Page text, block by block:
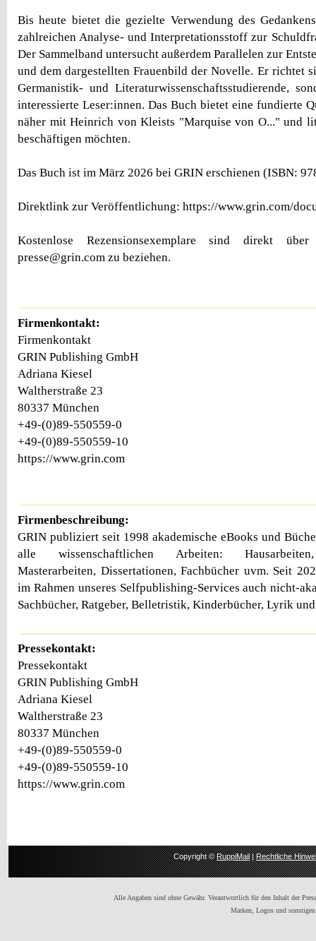
Bis heute bietet die gezielte Verwendung des
zahlreichen Analyse- und Interpretationsstoff zur
Der Sammelband untersucht außerdem Parallelen zur
und dem dargestellten Frauenbild der Novelle. Er richtet
Germanistik- und Literaturwissenschaftsstudierende,
interessierte Leser:innen. Das Buch bietet eine fundierte
näher mit Heinrich von Kleists "Marquise von O..." und
beschäftigen möchten.
Das Buch ist im März 2026 bei GRIN erschienen (ISBN:
Direktlink zur Veröffentlichung: https://www.grin.com/
Kostenlose Rezensionsexemplare sind direkt
presse@grin.com zu beziehen.
Firmenkontakt:
Firmenkontakt
GRIN Publishing GmbH
Adriana Kiesel
Waltherstraße 23
80337 München
+49-(0)89-550559-0
+49-(0)89-550559-10
https://www.grin.com
Firmenbeschreibung:
GRIN publiziert seit 1998 akademische eBooks und
alle wissenschaftlichen Arbeiten:
Masterarbeiten, Dissertationen, Fachbücher uvm. Seit
im Rahmen unseres Selfpublishing-Services auch nicht-
Sachbücher, Ratgeber, Belletristik, Kinderbücher, Lyrik
Pressekontakt:
Pressekontakt
GRIN Publishing GmbH
Adriana Kiesel
Waltherstraße 23
80337 München
+49-(0)89-550559-0
+49-(0)89-550559-10
https://www.grin.com
Copyright ©RuppiMail|Rechtliche
Alle Angaben sind ohne Gewähr. Verantwortlich für den Inhalt der
Marken, Logos und